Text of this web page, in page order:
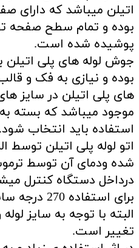
اتیلن میباشد که دارای
بوده و تمام سطح صفحه
پوشیده شده است.
جوش لوله های پلی
بوده و نیازی به فک و
موجود میباشد که بسته به
استفاده باید انتخاب شود.
اتو لوله پلی اتیلن
شده ودمای آن توسط
درداخل دستگاه کنترل
برای
البته با توجه به سایز
تغییر است.